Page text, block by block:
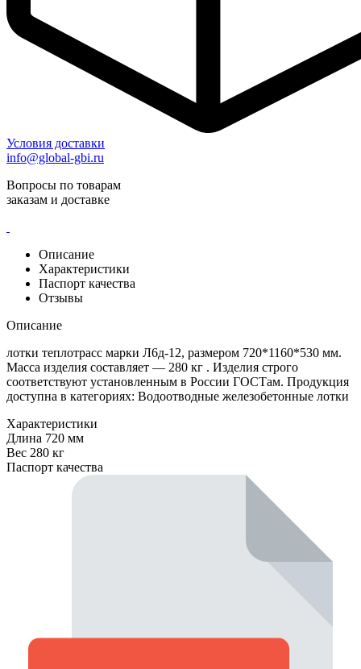
Условия доставки
info@global-gbi.ru
Вопросы по товарам
заказам и доставке
Описание
Характеристики
Паспорт качества
Отзывы
Описание
лотки теплотрасс марки Л6д-12, размером 720*1160*530 мм.
Масса изделия составляет — 280 кг . Изделия строго
соответствуют установленным в России ГОСТам. Продукция
доступна в категориях: Водоотводные железобетонные лотки
Характеристики
Длина 720 мм
Вес 280 кг
Паспорт качества